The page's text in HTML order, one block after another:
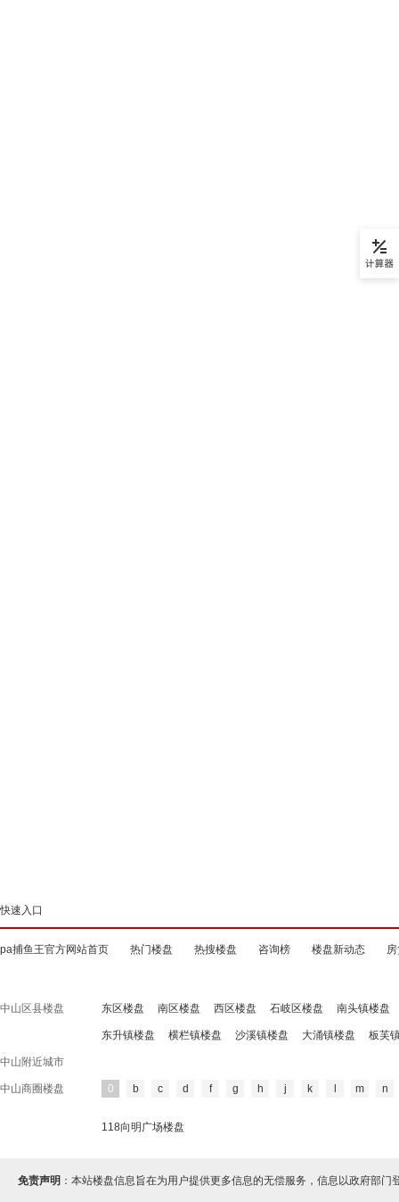
快速入口
pa捕鱼王官方网站首页 热门楼盘 热搜楼盘 咨询榜 楼盘新动态
中山区县楼盘 东区楼盘 南区楼盘 西区楼盘 石岐区楼盘 南头镇楼盘
东升镇楼盘 横栏镇楼盘 沙溪镇楼盘 大涌镇楼盘 板芙
中山附近城市
中山商圈楼盘 0 b c d f g h j k m n
118向明广场楼盘
免责声明 ：本站楼盘信息旨在为用户提供更多信息的无偿服务，信息以政府部门